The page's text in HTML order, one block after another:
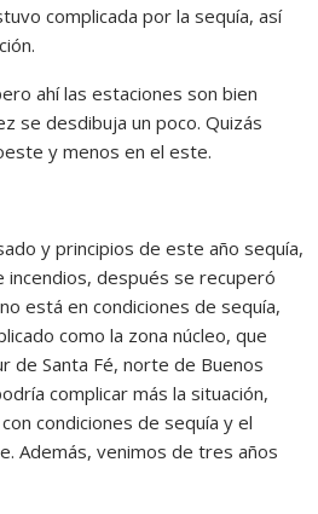
complicada por la sequía, así
ahí las estaciones son bien
se desdibuja un poco. Quizás
y menos en el este.
y principios de este año sequía,
después se recuperó
está en condiciones de sequía,
como la zona núcleo, que
de Santa Fé, norte de Buenos
complicar más la situación,
condiciones de sequía y el
Además, venimos de tres años